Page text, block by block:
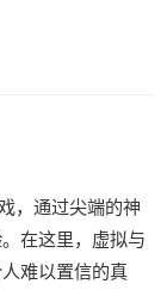
，通过尖端的神
在这里，虚拟与
难以置信的真